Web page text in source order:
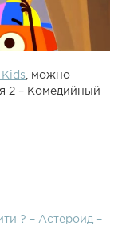
Kids , можно
2 – Комедийный
? – Астероид –